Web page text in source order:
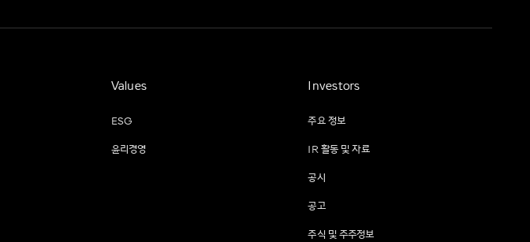
Values
ESG
윤리경영
Investors
주요 정보
IR 활동 및 자료
공시
공고
주식 및 주주정보